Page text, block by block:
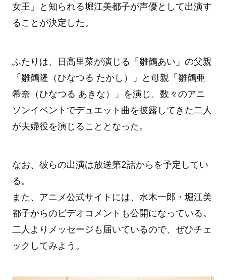
女王」と知られる堀江美都子が声優として出演す
ることが決定した。
ふたりは、日高里菜が演じる「雛鶴あい」の父親
「雛鶴隆（ひなつる たかし）」と母親「雛鶴亜
希奈（ひなつる あきな）」を演じ、数々のアニ
ソンイベントでデュエット曲を披露してきた二人
が夫婦役を演じることとなった。
なお、彼らの出演は放送第2話からを予定してい
る。
また、アニメ公式サイトには、水木一郎・堀江美
都子からのビデオコメントも公開になっている。
二人よりメッセージも届いているので、ぜひチェ
ックしてみよう。